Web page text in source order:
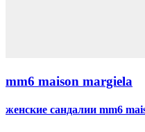
mm6 maison margiela
женские сандалии mm6